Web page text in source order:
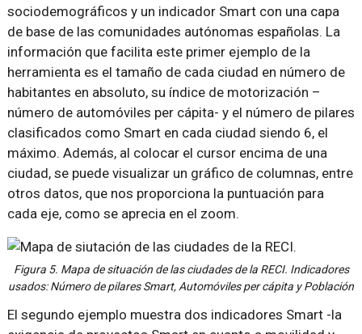
sociodemográficos y un indicador Smart con una capa
de base de las comunidades autónomas españolas. La
información que facilita este primer ejemplo de la
herramienta es el tamaño de cada ciudad en número de
habitantes en absoluto, su índice de motorización –
número de automóviles per cápita- y el número de pilares
clasificados como Smart en cada ciudad siendo 6, el
máximo. Además, al colocar el cursor encima de una
ciudad, se puede visualizar un gráfico de columnas, entre
otros datos, que nos proporciona la puntuación para
cada eje, como se aprecia en el zoom.
Figura 5. Mapa de situación de las ciudades de la RECI. Indicadores
usados: Número de pilares Smart, Automóviles per cápita y Población
El segundo ejemplo muestra dos indicadores Smart -la